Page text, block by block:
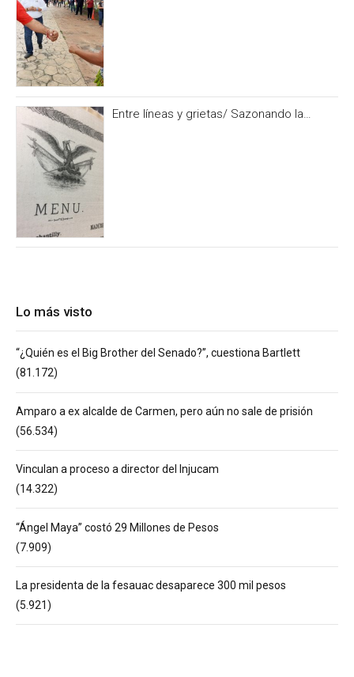
Entre líneas y grietas/ Sazonando la
Lo más visto
“¿Quién es el Big Brother del Senado?”, cuestiona Bartlett
(81.172)
Amparo a ex alcalde de Carmen, pero aún no sale de prisión
(56.534)
Vinculan a proceso a director del Injucam
(14.322)
“Ángel Maya” costó 29 Millones de Pesos
(7.909)
La presidenta de la fesauac desaparece 300 mil pesos
(5.921)